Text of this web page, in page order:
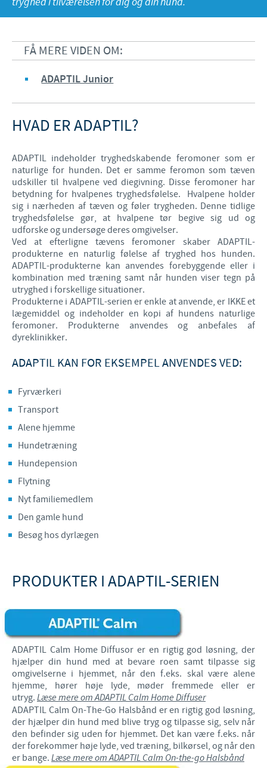
Fjerkræ
Ceva Onlineuddannelse
Ledelsen Ceva Nordic
Fjerkræ, fagspecialister
Grise, fagspecialister
Kvæg, fagspecialister
Kæledyr, fagspecialister
Administration og marketing
Ansøg om sponsorat
Indberetning af bivirkninger
FÅ MERE VIDEN OM:
ADAPTIL Junior
HVAD ER ADAPTIL?
ADAPTIL indeholder tryghedskabende feromoner som er
naturlige for hunden. Det er samme feromon som tæven
udskiller til hvalpene ved diegivning. Disse feromoner har
betydning for hvalpenes tryghedsfølelse. Hvalpene holder
sig i nærheden af tæven og føler trygheden. Denne tidlige
tryghedsfølelse gør, at hvalpene tør begive sig ud og
udforske og undersøge deres omgivelser.
Ved at efterligne tævens feromoner skaber ADAPTIL-
produkterne en naturlig følelse af tryghed hos hunden.
ADAPTIL-produkterne kan anvendes forebyggende eller i
kombination med træning samt når hunden viser tegn på
utryghed i forskellige situationer.
Produkterne i ADAPTIL-serien er enkle at anvende, er IKKE et
lægemiddel og indeholder en kopi af hundens naturlige
feromoner. Produkterne anvendes og anbefales af
dyreklinikker.
ADAPTIL KAN FOR EKSEMPEL ANVENDES VED:
Fyrværkeri
Transport
Alene hjemme
Hundetræning
Hundepension
Flytning
Nyt familiemedlem
Den gamle hund
Besøg hos dyrlægen
PRODUKTER I ADAPTIL-SERIEN
ADAPTIL Calm Home Diffusor er en rigtig god løsning, der
hjælper din hund med at bevare roen samt tilpasse sig
omgivelserne i hjemmet, når den f.eks. skal være alene
hjemme, hører høje lyde, møder fremmede eller er
utryg. Læse mere om ADAPTIL Calm Home Diffuser
ADAPTIL Calm On-The-Go Halsbånd er en rigtig god løsning,
der hjælper din hund med blive tryg og tilpasse sig, selv når
den befinder sig uden for hjemmet. Det kan være f.eks. når
der forekommer høje lyde, ved træning, bilkørsel, og når den
er bange. Læse mere om ADAPTIL Calm On-the-go Halsbånd